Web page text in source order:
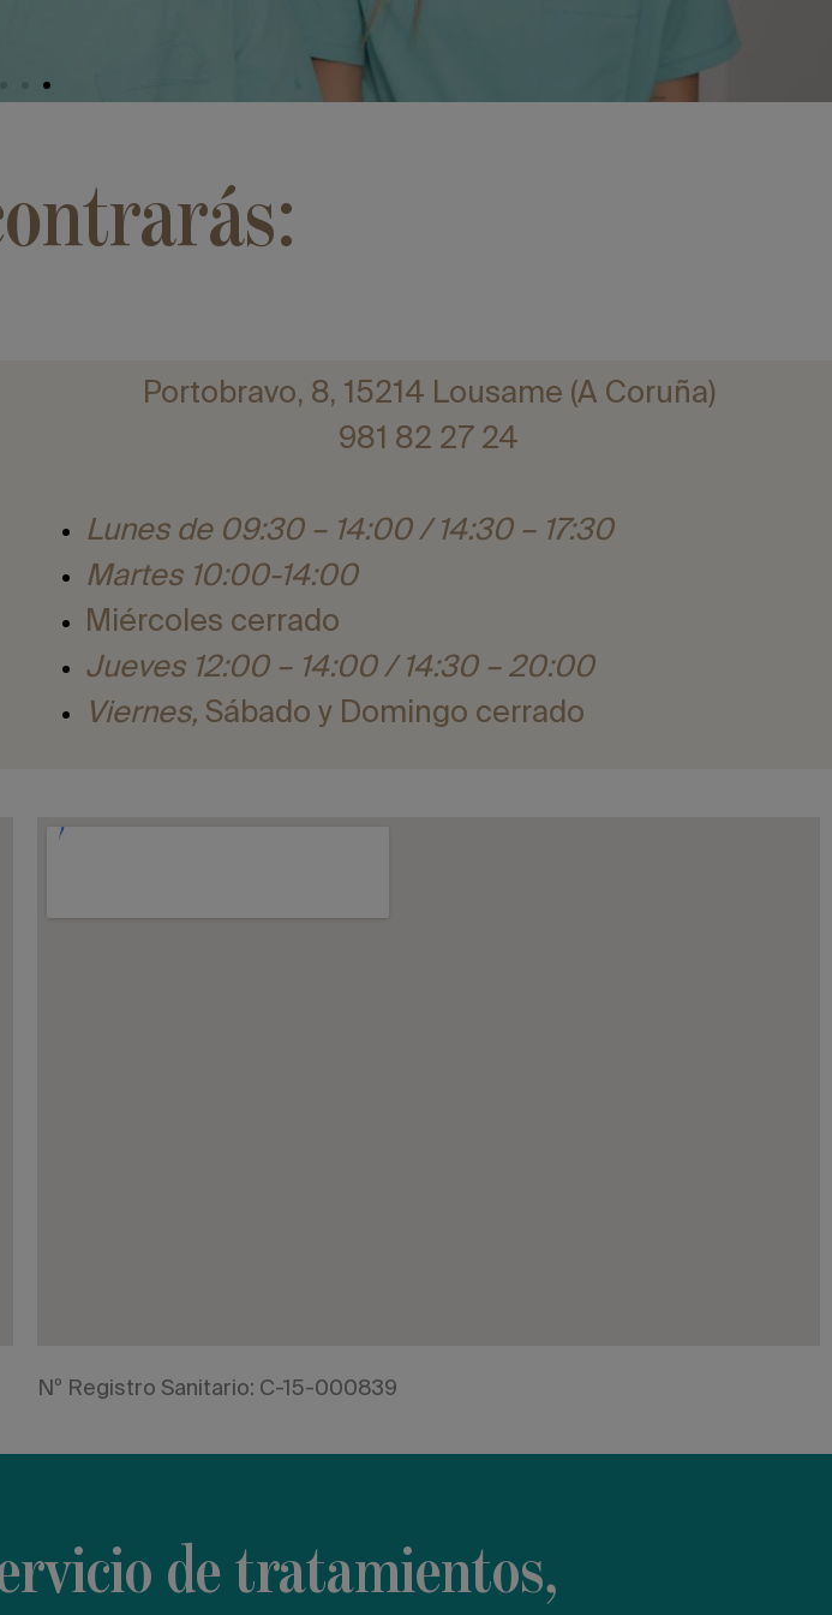
Portobravo, 8, 15214 Lousame (A Coruña)
981 82 27 24
Lunes de 09:30 – 14:00 / 14:30 – 17:30
Martes 10:00-14:00
Miércoles cerrado
Jueves 12:00 – 14:00 / 14:30 – 20:00
Viernes, Sábado y Domingo cerrado
Nº Registro Sanitario: C-15-000839
de tratamientos,